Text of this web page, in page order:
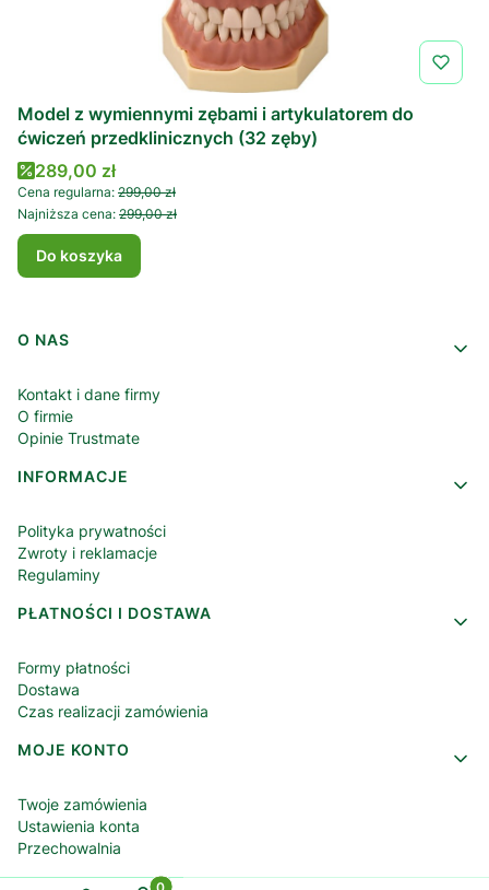
Model z wymiennymi zębami i artykulatorem do
ćwiczeń przedklinicznych (32 zęby)
Cena promocyjna
289,00 zł
Cena regularna: 299,00 zł
Najniższa cena: 299,00 zł
Do koszyka
Linki w stopce
O NAS
Kontakt i dane firmy
O firmie
Opinie Trustmate
INFORMACJE
Polityka prywatności
Zwroty i reklamacje
Regulaminy
PŁATNOŚCI I DOSTAWA
Formy płatności
Dostawa
Czas realizacji zamówienia
MOJE KONTO
Twoje zamówienia
Ustawienia konta
Przechowalnia